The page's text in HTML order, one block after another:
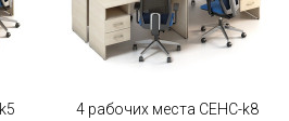
4 рабочих места СЕНС-k8